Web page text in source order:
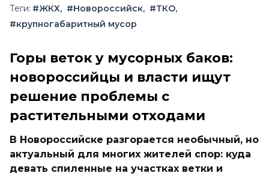
Теги: #ЖКХ #Новороссийск
#ТКО
#крупногабаритный мусор
Горы веток у мусорных баков:
новороссийцы и власти ищут
решение проблемы с
растительными отходами
В Новороссийске разгорается необычный, но
актуальный для многих жителей спор: куда
девать спиленные на участках ветки и